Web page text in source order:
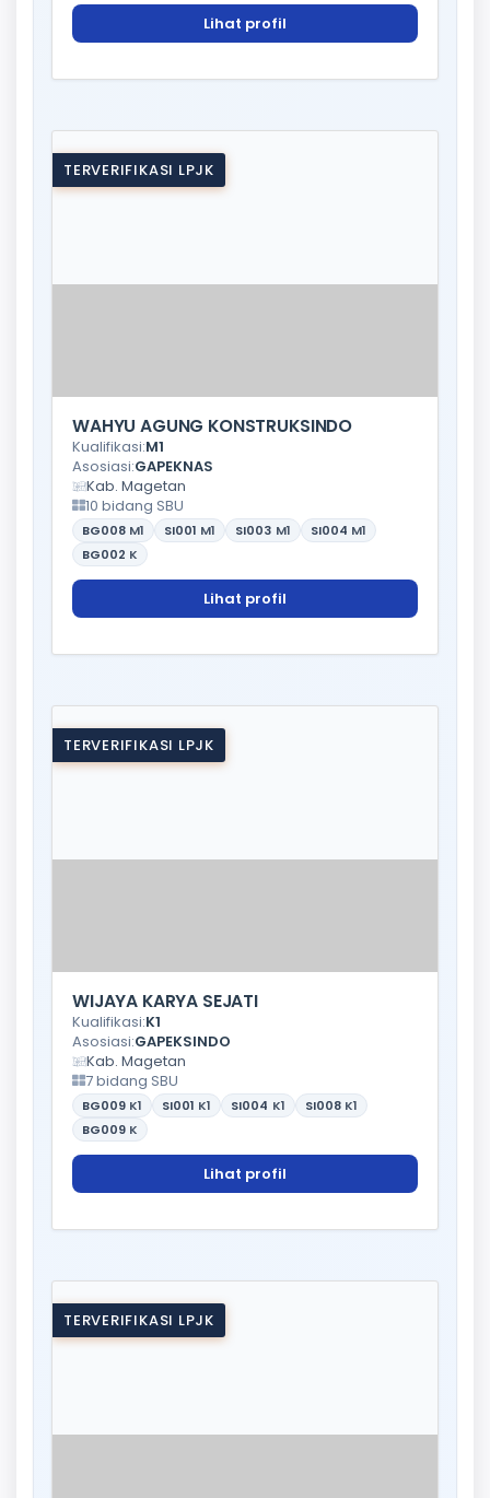
Lihat profil
TERVERIFIKASI LPJK
WAHYU AGUNG KONSTRUKSINDO
Kualifikasi:M1
Asosiasi:GAPEKNAS
Kab. Magetan
10 bidang SBU
BG008 M1 SI001 M1 SI003 M1 SI004 M1
BG002 K
Lihat profil
TERVERIFIKASI LPJK
WIJAYA KARYA SEJATI
Kualifikasi:K1
Asosiasi:GAPEKSINDO
Kab. Magetan
7 bidang SBU
BG009 K1 SI001 K1 SI004 K1 SI008 K1
BG009 K
Lihat profil
TERVERIFIKASI LPJK